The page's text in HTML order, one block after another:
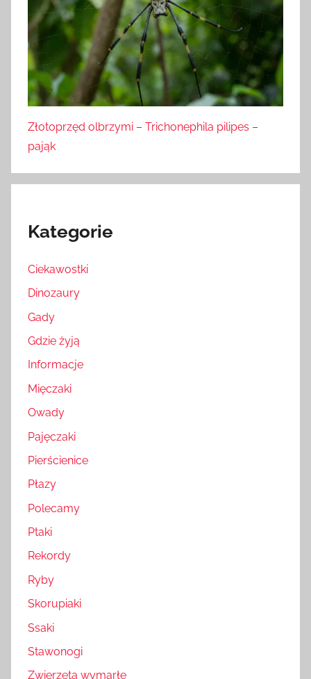
Złotoprzęd olbrzymi – Trichonephila pilipes –
pająk
Kategorie
Ciekawostki
Dinozaury
Gady
Gdzie żyją
Informacje
Mięczaki
Owady
Pajęczaki
Pierścienice
Płazy
Polecamy
Ptaki
Rekordy
Ryby
Skorupiaki
Ssaki
Stawonogi
Zwierzęta wymarłe